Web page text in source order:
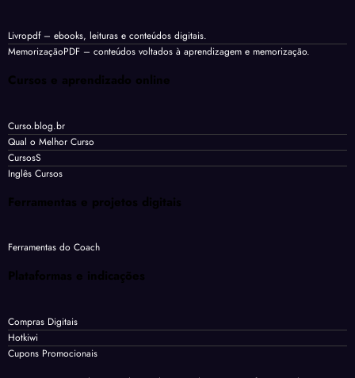
Livropdf– ebooks, leituras e conteúdos digitais.
MemorizaçãoPDF – conteúdos voltados à aprendizagem e memorização.
Cursos e aprendizado online
Curso.blog.br
Qual o Melhor Curso
CursosS
Inglês Cursos
Ferramentas e projetos digitais
Ferramentas do Coach
Plataformas e indicações
Compras Digitais
Hotkiwi
Cupons Promocionais